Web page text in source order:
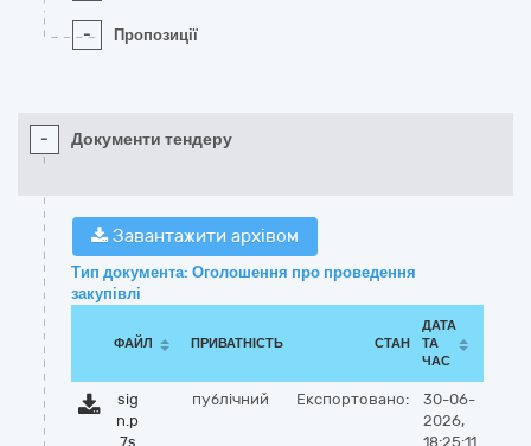
- Пропозиції
- Документи тендеру
Завантажити архівом
Тип документа: Оголошення про проведення
закупівлі
ФАЙЛ ПРИВАТНІСТЬ СТАН
ДАТА
ТА
ЧАС
sig
n.p
7s
публічний Експортовано:
30-06-
2026,
18:25:11